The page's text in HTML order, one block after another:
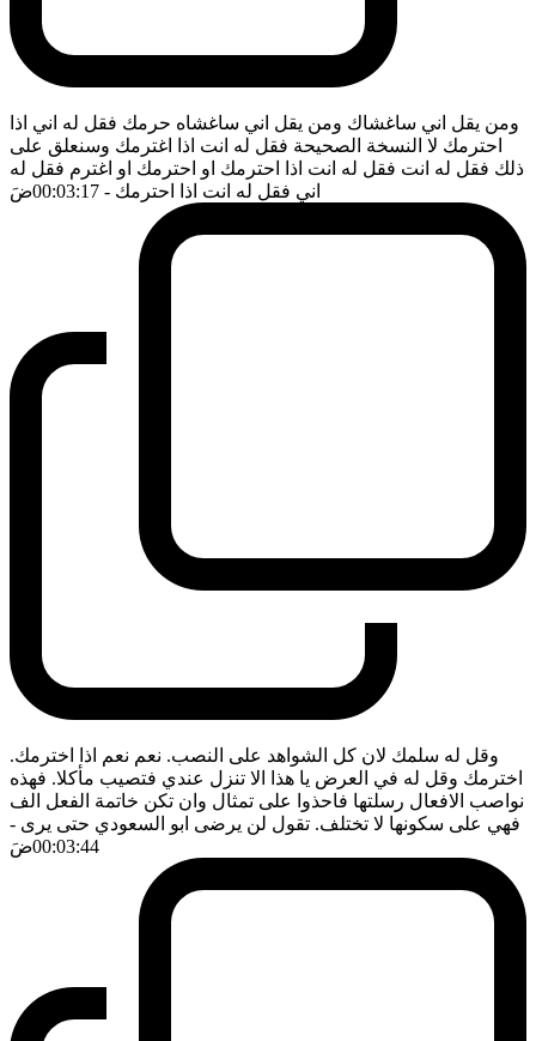
ومن يقل اني ساغشاك ومن يقل اني ساغشاه حرمك فقل له اني اذا
احترمك لا النسخة الصحيحة فقل له انت اذا اغترمك وسنعلق على
ذلك فقل له انت فقل له انت اذا احترمك او احترمك او اغترم فقل له
اني فقل له انت اذا احترمك - 00:03:17 ضَ
وقل له سلمك لان كل الشواهد على النصب. نعم نعم اذا اخترمك.
اخترمك وقل له في العرض يا هذا الا تنزل عندي فتصيب مأكلا. فهذه
نواصب الافعال رسلتها فاحذوا على تمثال وان تكن خاتمة الفعل الف
فهي على سكونها لا تختلف. تقول لن يرضى ابو السعودي حتى يرى -
00:03:44ضَ